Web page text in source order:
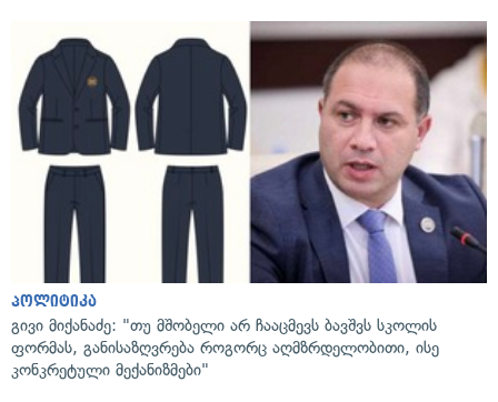
პოლიტიკა
გივი მიქანაძე: "თუ მშობელი არ ჩააცმევს ბავშვს სკოლის
ფორმას, განისაზღვრება როგორც აღმზრდელობითი, ისე
კონკრეტული მექანიზმები"